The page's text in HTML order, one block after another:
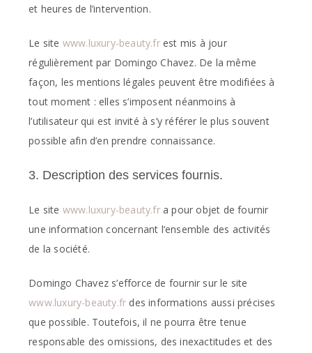
et heures de l’intervention.
Le site www.luxury-beauty.frest mis à jour
régulièrement par Domingo Chavez. De la même
façon, les mentions légales peuvent être modifiées à
tout moment : elles s’imposent néanmoins à
l’utilisateur qui est invité à s’y référer le plus souvent
possible afin d’en prendre connaissance.
3. Description des services fournis.
Le site www.luxury-beauty.fra pour objet de fournir
une information concernant l’ensemble des activités
de la société.
Domingo Chavez s’efforce de fournir sur le site
www.luxury-beauty.fr des informations aussi précises
que possible. Toutefois, il ne pourra être tenue
responsable des omissions, des inexactitudes et des